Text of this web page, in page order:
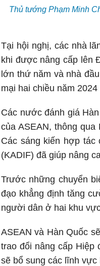
Thủ tướng Phạm Minh
Tại hội nghị, các nhà
khi được nâng cấp lên
lớn thứ năm và nhà
mại hai chiều năm
Các nước đánh giá
của ASEAN, thông
Các sáng kiến hợp tác
(KADIF) đã giúp nâng
Trước những chuyển
đạo khẳng định tăng
người dân ở hai khu
ASEAN và Hàn Quốc
trao đổi nâng cấp Hiệp
sẽ bổ sung các lĩnh